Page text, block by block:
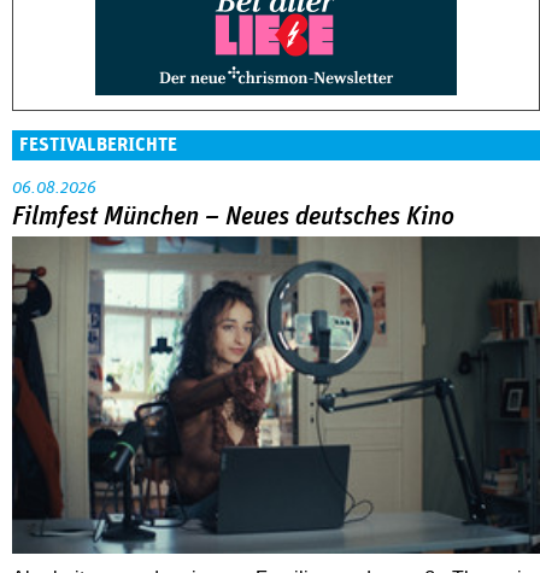
FESTIVALBERICHTE
06.08.2026
Filmfest München – Neues deutsches Kino